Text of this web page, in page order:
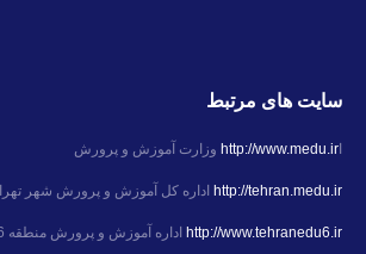
سایت های مرتبط
http://www.medu.ir وزارت آموزش و پرورش
http://tehran.medu.ir اداره کل آموزش و پرورش شهر
http://www.tehranedu6.ir اداره آموزش و پرورش منطقه 6